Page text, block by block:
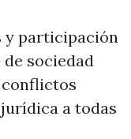
y participación
de sociedad
a todas